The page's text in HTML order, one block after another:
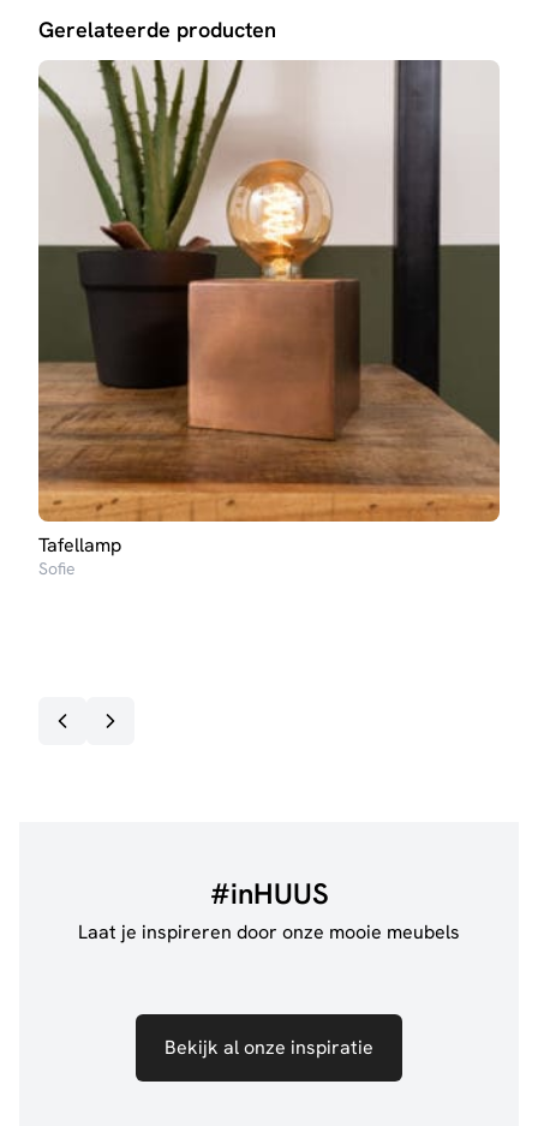
Gerelateerde producten
Tafellamp
Sofie
#inHUUS
Laat je inspireren door onze mooie meubels
Bekijk al onze inspiratie